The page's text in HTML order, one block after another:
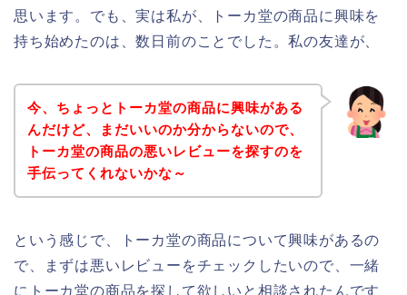
思います。でも、実は私が、トーカ堂の商品に興味を
持ち始めたのは、数日前のことでした。私の友達が、
今、ちょっとトーカ堂の商品に興味がある
んだけど、まだいいのか分からないので、
トーカ堂の商品の悪いレビューを探すのを
手伝ってくれないかな～
という感じで、トーカ堂の商品について興味があるの
で、まずは悪いレビューをチェックしたいので、一緒
にトーカ堂の商品を探して欲しいと相談されたんです